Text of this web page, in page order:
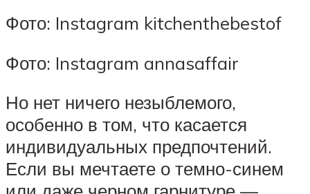
Фото: Instagram kitchenthebestof
Фото: Instagram annasaffair
Но нет ничего незыблемого,
особенно в том, что касается
индивидуальных предпочтений.
Если вы мечтаете о темно-синем